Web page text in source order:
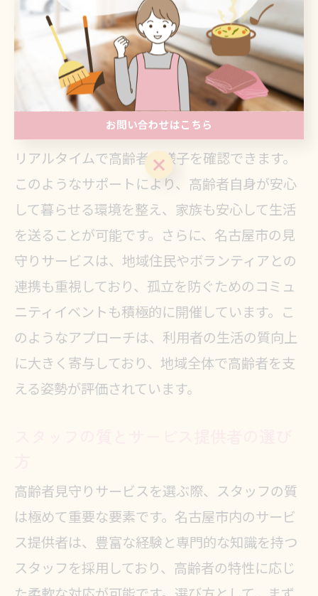
名古屋市の高齢者見守りサービスは、地域の特
性に根ざした対応が魅力です。市内の多様なニ
ーズを理解し、個々の利用者に最適なサポート
を提供します。例えば、定期的な訪問ととも
に、最新のテクノロジーを駆使した遠隔モニタ
リングが導入されており、離れて暮らす家族も
リアルタイムで高齢者の様子を確認できます。
このようなサポートにより、高齢者自身が安心
して暮らせる環境を整え、家族も安心して生活
を送ることが可能です。さらに、名古屋市の見
守りサービスは、地域住民やボランティアとの
連携も重視しており、孤立を防ぐためのコミュ
ニティイベントも積極的に開催しています。こ
のようなアプローチは、利用者の生活の質向上
に大きく寄与しており、地域全体で高齢者を支
える姿勢が評価されています。
高齢者見守りサービスを選ぶ際、スタッフの質
は極めて重要な要素です。名古屋市内のサービ
ス提供者は、豊富な経験と専門的な知識を持つ
スタッフを採用しており、高齢者の特性に応じ
お問い合わせはこちら
お問い合わせはこちら